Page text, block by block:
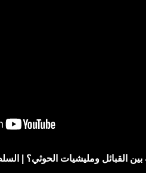
بين القبائل ومليشيات الحوثي؟ |